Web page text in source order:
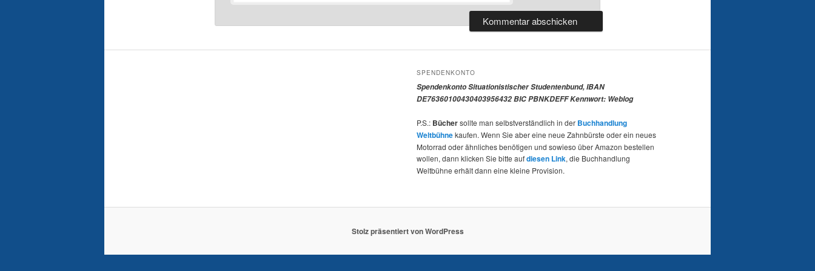
SPENDENKONTO
Spendenkonto Situationistischer Studentenbund, IBAN
DE76360100430403956432 BIC PBNKDEFF Kennwort: Weblog
P.S.: Büchersollte man selbstverständlich in der Buchhandlung
Weltbühnekaufen. Wenn Sie aber eine neue Zahnbürste oder ein neues
Motorrad oder ähnliches benötigen und sowieso über Amazon bestellen
wollen, dann klicken Sie bitte aufdiesen Link, die Buchhandlung
Weltbühne erhält dann eine kleine Provision.
Stolz präsentiert von WordPress